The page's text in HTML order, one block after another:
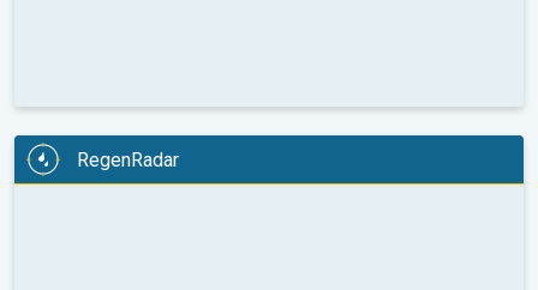
RegenRadar